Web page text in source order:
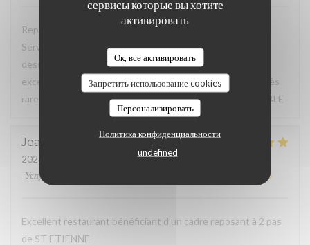
сервисы которые вы хотите
активировать
Ок, все активировать
Запретить использование cookies
Персонализировать
Политика конфиденциальности
undefined
Repas du jour excellent, très bon rapport qualité / prix.
Service à l'assiette super bien présentée de l'entrée au
dessert. Déjeuner en terrasse très agréable, service
excellent, à souligner serviettes de table en tissu (c'est très
rare de nos jours pour un menu du jour) TRES BONNE TABLE
Jean Marc
2026-07-31
- 20:15 - гости 3
Услуги
/5
Excellent restaurant bénéficiant d’un cadre reposant à 2 pas
de ST ETIENNE